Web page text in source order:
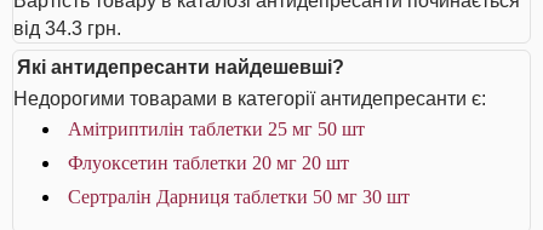
від 34.3 грн.
Які антидепресанти найдешевші?
Недорогими товарами в категорії антидепресанти є:
Амітриптилін таблетки 25 мг 50 шт
Флуоксетин таблетки 20 мг 20 шт
Сертралін Дарниця таблетки 50 мг 30 шт